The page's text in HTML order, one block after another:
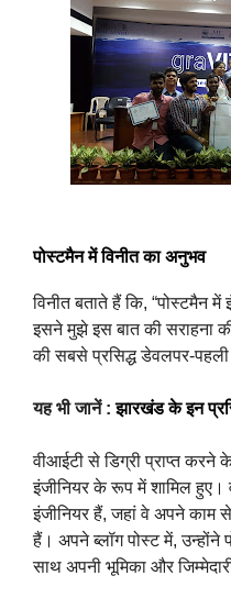
पोस्टमैन में विनीत का अनुभव
विनीत बताते हैं कि, “पोस्टमैन
इसने मुझे इस बात की सराहना
की सबसे प्रसिद्ध डेवलपर-
यह भी जानें :झारखंड के इन
वीआईटी से डिग्री प्राप्त
इंजीनियर के रूप में शामिल हुए।
इंजीनियर हैं, जहां वे अपने काम
हैं। अपने ब्लॉग पोस्ट में,
साथ अपनी भूमिका और